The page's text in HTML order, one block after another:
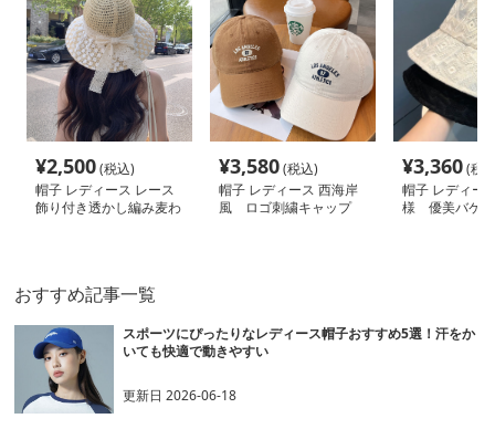
¥2,500(税込)
帽子 レディース レース
飾り付き透かし編み麦わ
¥3,580(税込)
帽子 レディース 西海岸
風 ロゴ刺繍キャップ
¥3,360(税
帽子 レディー
様 優美バケ
おすすめ記事一覧
スポーツにぴったりなレディース帽子おすすめ5選！汗をか
いても快適で動きやすい
更新日2026-06-18